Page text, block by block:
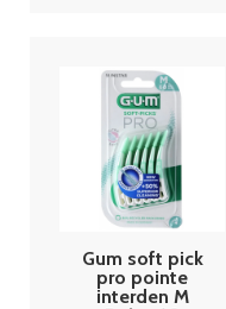
Gum soft pick
pro pointe
interden M